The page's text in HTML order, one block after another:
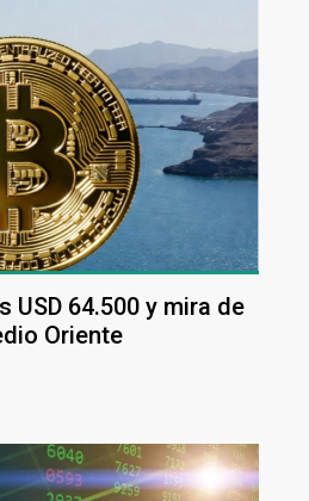
USD 64.500 y mira de
Oriente